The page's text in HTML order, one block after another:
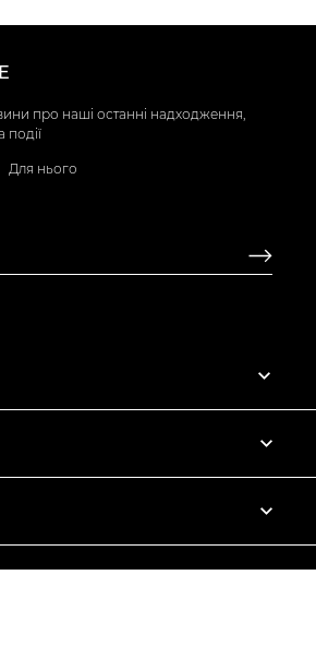
про наші останні надходження,
події
Для нього